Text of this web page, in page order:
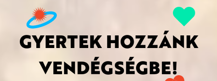
GYERTEK HOZZÁNK
VENDÉGSÉGBE!